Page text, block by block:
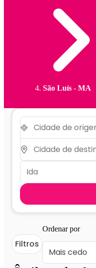
São Luís - MA
Filtros
Ordenar por